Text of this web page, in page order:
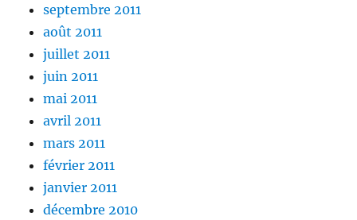
septembre 2011
août 2011
juillet 2011
juin 2011
mai 2011
avril 2011
mars 2011
février 2011
janvier 2011
décembre 2010